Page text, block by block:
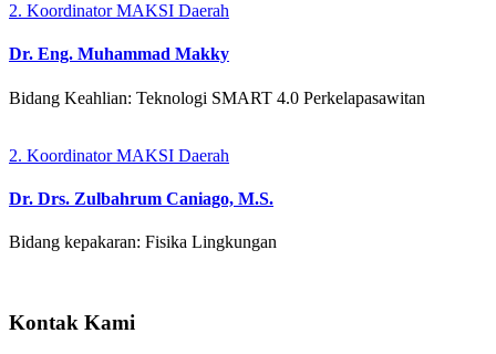
2. Koordinator MAKSI Daerah
Dr. Eng. Muhammad Makky
Bidang Keahlian: Teknologi SMART 4.0 Perkelapasawitan
2. Koordinator MAKSI Daerah
Dr. Drs. Zulbahrum Caniago, M.S.
Bidang kepakaran: Fisika Lingkungan
Kontak Kami